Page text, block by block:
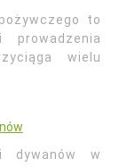
to
prowadzenia
wielu
dywanów w